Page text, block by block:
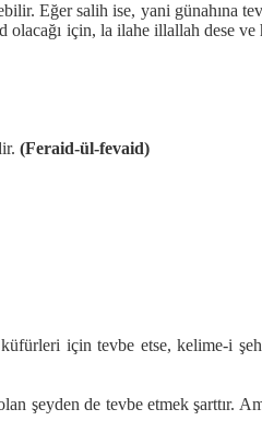
Eğer salih ise, yani günahına
için, la ilahe illallah dese
(Feraid-ül-fevaid)
için tevbe etse, kelime-i
şeyden de tevbe etmek şarttır.